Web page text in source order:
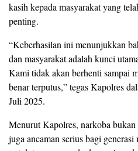
kasih kepada masyarakat yang
penting.
“Keberhasilan ini menunjukkan
dan masyarakat adalah kunci
Kami tidak akan berhenti sampai
benar terputus,” tegas Kapolres
Juli 2025.
Menurut Kapolres, narkoba
juga ancaman serius bagi